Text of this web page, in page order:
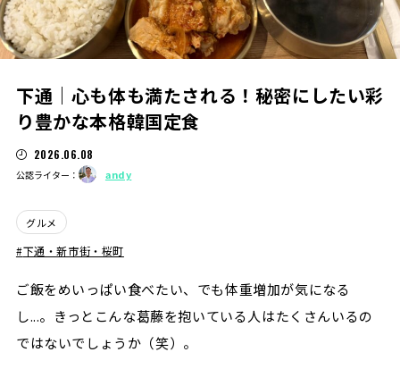
下通｜心も体も満たされる！秘密にしたい彩
り豊かな本格韓国定食
2026.06.08
公認ライター： andy
グルメ
下通・新市街・桜町
ご飯をめいっぱい食べたい、でも体重増加が気になる
し...。きっとこんな葛藤を抱いている人はたくさんいるの
ではないでしょうか（笑）。